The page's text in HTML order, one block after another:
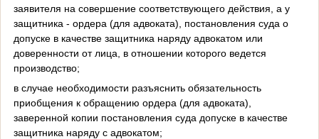
заявителя на совершение соответствующего действия, а у
защитника - ордера (для адвоката), постановления суда о
допуске в качестве защитника наряду адвокатом или
доверенности от лица, в отношении которого ведется
производство;
в случае необходимости разъяснить обязательность
приобщения к обращению ордера (для адвоката),
заверенной копии постановления суда допуске в качестве
защитника наряду с адвокатом;